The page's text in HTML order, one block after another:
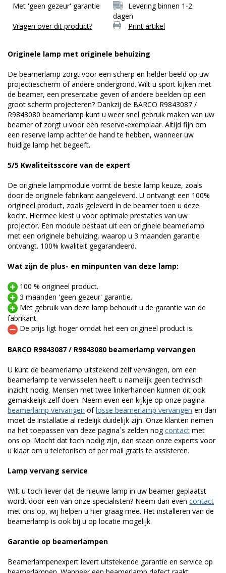
Met 'geen gezeur' garantie
Levering binnen 1-2
dagen
Vragen over dit product?
Print artikel
Originele lamp met originele behuizing
De beamerlamp zorgt voor een scherp en helder beeld op uw
projectiescherm of andere ondergrond. Wilt u sport kijken met
de beamer, een presentatie geven of andere beelden op een
groot scherm projecteren? Dankzij de BARCO R9843087 /
R9843080 beamerlamp kunt u weer snel gebruik maken van uw
beamer of zorgt u voor een reserve-exemplaar. Altijd fijn om
een reserve lamp achter de hand te hebben, wanneer uw
huidige lamp het begeeft.
5/5 Kwaliteitsscore van de expert
De originele lampmodule vormt de beste lamp keuze, zoals
door de originele fabrikant aangeleverd. U ontvangt een 100%
origineel product, zoals geleverd in de beamer toen u deze
kocht. Hiermee kiest u voor optimale prestaties van uw
projector. Een module bestaat uit een originele beamerlamp
met een originele behuizing, waarop u 3 maanden garantie
ontvangt. 100% kwaliteit gegarandeerd.
Wat zijn de plus- en minpunten van deze lamp:
100 % origineel product.
3 maanden 'geen gezeur' garantie.
Met gebruik van deze lamp behoudt u de garantie van de
fabrikant.
De prijs ligt hoger omdat het een origineel product is.
BARCO R9843087 / R9843080 beamerlamp vervangen
U kunt de beamerlamp uitstekend zelf vervangen, om een
beamerlamp te verwisselen heeft u namelijk geen technisch
inzicht nodig. Mensen met twee linkerhanden kunnen dit ook
gemakkelijk zelf doen. Neem even een kijkje op onze pagina
beamerlamp vervangen oflosse beamerlamp vervangen en dan
moet de installatie al redelijk duidelijk zijn. Onze klanten nemen
na het toepassen van deze pagina´s zelden nogcontact met
ons op. Mocht dat toch nodig zijn, dan staan onze experts voor
u klaar om u telefonisch of per mail gratis te assisteren.
Lamp vervang service
Wilt u toch liever dat de nieuwe lamp in uw beamer geplaatst
wordt door een van onze specialisten? Neem dan even contact
met ons op, wij helpen u hier graag mee. Het installeren van de
beamerlamp is ook bij u op locatie mogelijk.
Garantie op beamerlampen
Beamerlampenexpert levert uitstekende garantie en service op